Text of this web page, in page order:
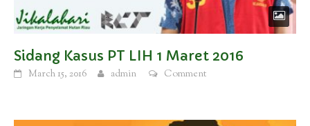
Sidang Kasus PT LIH 1 Maret 2016
March 15, 2016 admin Comment